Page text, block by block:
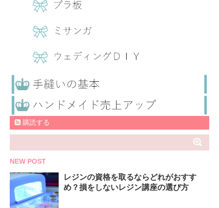
購読する
NEW POST
レジンの資格を取るならどれがおすす
め？損をしないレジン講座の選び方